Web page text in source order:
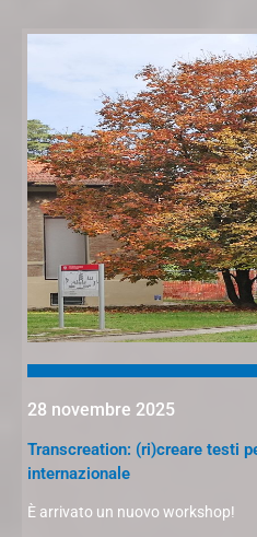
28 novembre 2025
Transcreation: (ri)creare testi
internazionale
È arrivato un nuovo workshop!